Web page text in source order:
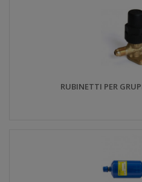
RUBINETTI PER